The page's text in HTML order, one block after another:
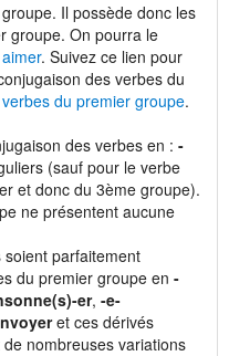
Il possède donc les
groupe. On pourra le
. Suivez ce lien pour
des verbes du
du premier groupe.
des verbes en : -
(sauf pour le verbe
et donc du 3ème groupe).
ne présentent aucune
parfaitement
du premier groupe en -
er, -e-
et ces dérivés
nombreuses variations